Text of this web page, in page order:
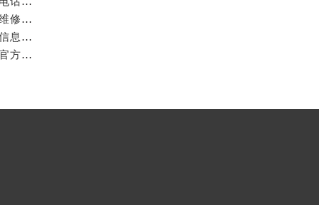
亲身到店探访成都万国官方售后服务中心｜官方地址与维修热线（2026年7月最新）
成都万国官方售后服务中心｜最新热线及维修地址权威信息公示（2026年7月最新）
亲身到店探访成都万国官方售后服务中心｜维修地址与官方客服热线（2026年7月最新）